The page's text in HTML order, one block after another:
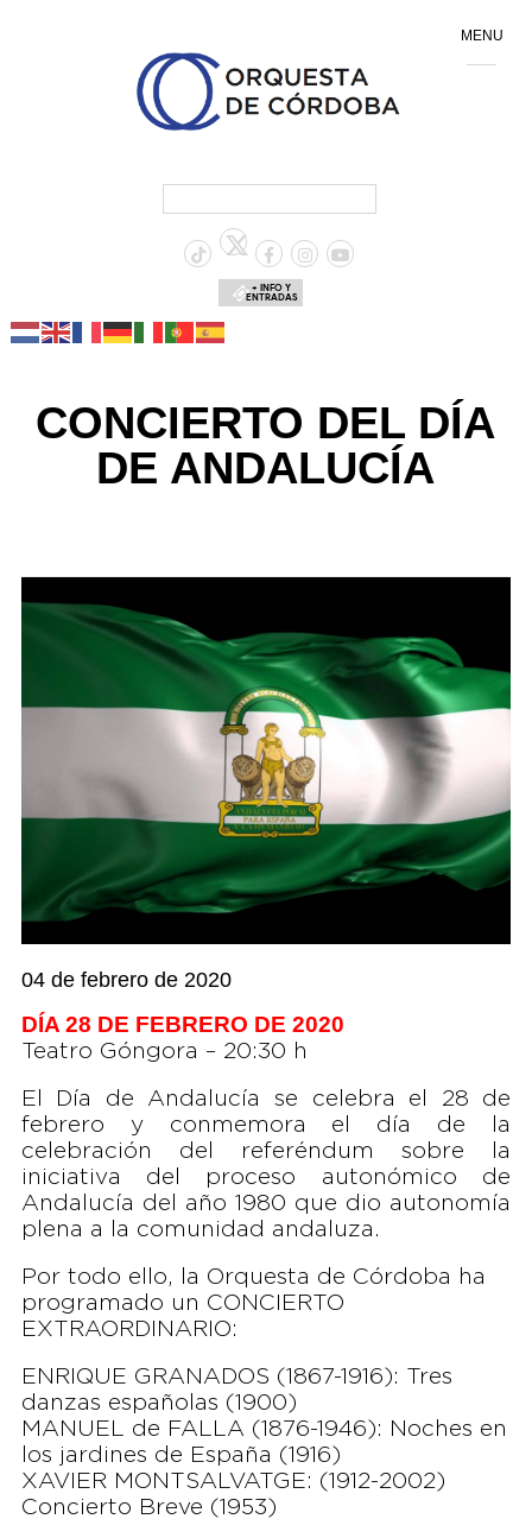
+ INFO Y
ENTRADAS
CONCIERTO DEL DÍA
DE ANDALUCÍA
04 de febrero de 2020
DÍA 28 DE FEBRERO DE 2020
Teatro Góngora – 20:30 h
El Día de Andalucía se celebra el 28 de
febrero y conmemora el día de la
celebración del referéndum sobre la
iniciativa del proceso autonómico de
Andalucía del año 1980 que dio autonomía
plena a la comunidad andaluza.​
Por todo ello, la Orquesta de Córdoba ha
programado un CONCIERTO
EXTRAORDINARIO:
ENRIQUE GRANADOS (1867-1916): Tres
danzas españolas (1900)
MANUEL de FALLA (1876-1946): Noches en
los jardines de España (1916)
XAVIER MONTSALVATGE: (1912-2002)
Concierto Breve (1953)
MENU